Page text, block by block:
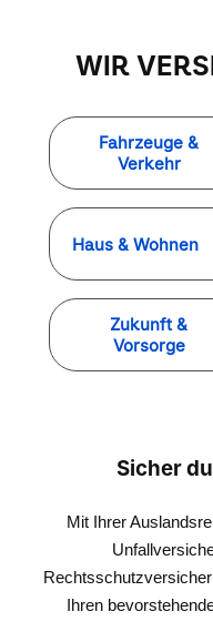
Tarmstedt, Zeven um
Ich freue mich auf
WIR
Fahrzeuge &
Verkehr
Haus & Wohnen
Zukunft &
Vorsorge
Sicher
Mit Ihrer
Ihren